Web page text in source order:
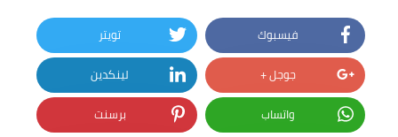
فيسبوك
تويتر
جوجل +
لينكدين
واتساب
برسنت